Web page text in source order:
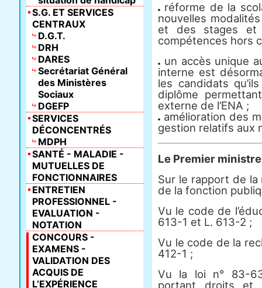
réforme de la
nouvelles
et des stages et
compétences hors
un accès unique
interne est
les candidats
diplôme
externe de l’ENA ;
amélioration des
gestion relatifs aux
Le Premier
Sur le rapport de
de la fonction
Vu le code de
613-1 et L. 613-2 ;
Vu le code de la
412-1 ;
Vu la loi n° 83-
portant droits et
S.G. ET SERVICES
CENTRAUX
D.G.T.
DRH
DARES
Secrétariat Général
des Ministères
Sociaux
DGEFP
SERVICES
DÉCONCENTRÉS
MDPH
SANTÉ - MALADIE -
MUTUELLES DE
FONCTIONNAIRES
ENTRETIEN
PROFESSIONNEL -
EVALUATION -
NOTATION
CONCOURS -
EXAMENS -
VALIDATION DES
ACQUIS DE
L’EXPÉRIENCE